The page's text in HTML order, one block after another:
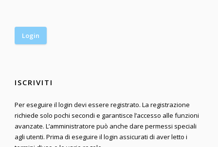
ISCRIVITI
Per eseguire il login devi essere registrato. La registrazione
richiede solo pochi secondi e garantisce l’accesso alle funzioni
avanzate. L’amministratore può anche dare permessi speciali
agli utenti. Prima di eseguire il login assicurati di aver letto i